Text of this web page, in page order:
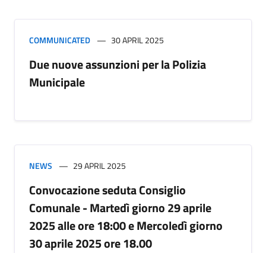
COMMUNICATED 30 APRIL 2025
Due nuove assunzioni per la Polizia
Municipale
NEWS 29 APRIL 2025
Convocazione seduta Consiglio
Comunale - Martedì giorno 29 aprile
2025 alle ore 18:00 e Mercoledì giorno
30 aprile 2025 ore 18.00